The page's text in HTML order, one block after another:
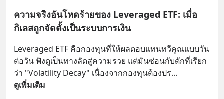
ความจริงอันโหดร้ายของ Leveraged ETF: เมื่อ
กิเลสถูกจัดตั้งเป็นระบบการเงิน
Leveraged ETF คือกองทุนที่ให้ผลตอบแทนทวีคูณแบบวัน
ต่อวัน ฟังดูเป็นทางลัดสู่ความรวย แต่มันซ่อนกับดักที่เรียก
ว่า "Volatility Decay" เนื่องจากกองทุนต้องปร...
ดูเพิ่มเติม